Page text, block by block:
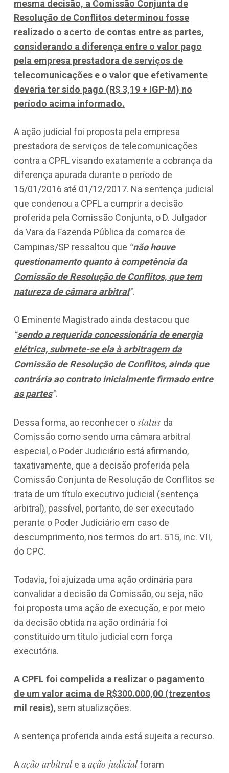
mesma decisão, a Comissão Conjunta de
Resolução de Conflitos determinou fosse
realizado o acerto de contas entre as partes,
considerando a diferença entre o valor pago
pela empresa prestadora de serviços de
telecomunicações e o valor que efetivamente
deveria ter sido pago (R$ 3,19 + IGP-M) no
período acima informado.
A ação judicial foi proposta pela empresa
prestadora de serviços de telecomunicações
contra a CPFL visando exatamente a cobrança da
diferença apurada durante o período de
15/01/2016 até 01/12/2017. Na sentença judicial
que condenou a CPFL a cumprir a decisão
proferida pela Comissão Conjunta, o D. Julgador
da Vara da Fazenda Pública da comarca de
Campinas/SP ressaltou que “não houve
questionamento quanto à competência da
Comissão de Resolução de Conflitos, que tem
natureza de câmara arbitral”.
O Eminente Magistrado ainda destacou que
“sendo a requerida concessionária de energia
elétrica, submete-se ela à arbitragem da
Comissão de Resolução de Conflitos, ainda que
contrária ao contrato inicialmente firmado entre
as partes”.
Dessa forma, ao reconhecer ostatus da
Comissão como sendo uma câmara arbitral
especial, o Poder Judiciário está afirmando,
taxativamente, que a decisão proferida pela
Comissão Conjunta de Resolução de Conflitos se
trata de um título executivo judicial (sentença
arbitral), passível, portanto, de ser executado
perante o Poder Judiciário em caso de
descumprimento, nos termos do art. 515, inc. VII,
do CPC.
Todavia, foi ajuizada uma ação ordinária para
convalidar a decisão da Comissão, ou seja, não
foi proposta uma ação de execução, e por meio
da decisão obtida na ação ordinária foi
constituído um título judicial com força
executória.
A CPFL foi compelida a realizar o pagamento
de um valor acima de R$300.000,00 (trezentos
mil reais), sem atualizações.
A sentença proferida ainda está sujeita a recurso.
Aação arbitrale a ação judicialforam